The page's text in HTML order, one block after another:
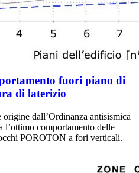
fuori piano di
di laterizio
dall’Ordinanza antisismica
l’ottimo comportamento delle
POROTON a fori verticali.